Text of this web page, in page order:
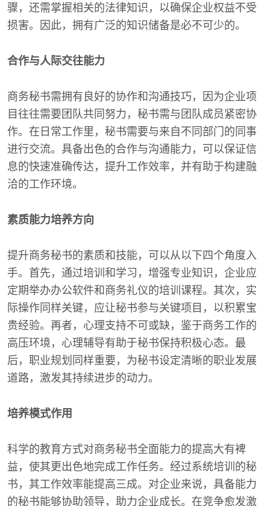
骤，还需掌握相关的法律知识，以确保企业权益不受
损害。因此，拥有广泛的知识储备是必不可少的。
合作与人际交往能力
商务秘书需拥有良好的协作和沟通技巧，因为企业项
目往往需要团队共同努力，秘书需与团队成员紧密协
作。在日常工作里，秘书需要与来自不同部门的同事
进行交流。具备出色的合作与沟通能力，可以保证信
息的快速准确传达，提升工作效率，并有助于构建融
洽的工作环境。
素质能力培养方向
提升商务秘书的素质和技能，可以从以下四个角度入
手。首先，通过培训和学习，增强专业知识，企业应
定期举办办公软件和商务礼仪的培训课程。其次，实
际操作同样关键，应让秘书参与关键项目，以积累宝
贵经验。再者，心理支持不可或缺，鉴于商务工作的
高压环境，心理辅导有助于秘书保持积极心态。最
后，职业规划同样重要，为秘书设定清晰的职业发展
道路，激发其持续进步的动力。
培养模式作用
科学的教育方式对商务秘书全面能力的提高大有裨
益，使其更出色地完成工作任务。经过系统培训的秘
书，其工作效率能提高三成。对企业来说，具备能力
的秘书能够协助领导，助力企业成长。在竞争愈发激